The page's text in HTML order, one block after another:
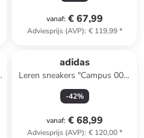
vanaf: € 67,99
Adviesprijs (AVP): € 119,99*
adidas
Leren sneakers "Campus 00s"
oranje
-42%
vanaf: € 68,99
Adviesprijs (AVP): € 120,00*